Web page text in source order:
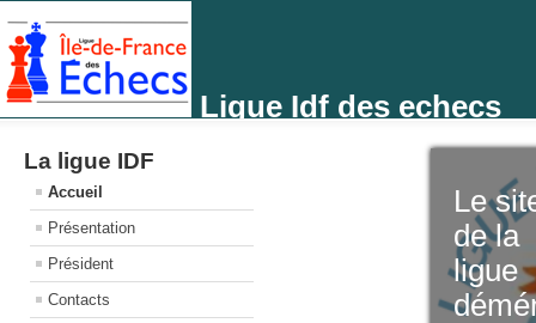
Ligue Idf des echecs
La ligue IDF
Accueil
Présentation
Président
Contacts
Le
de la
ligue